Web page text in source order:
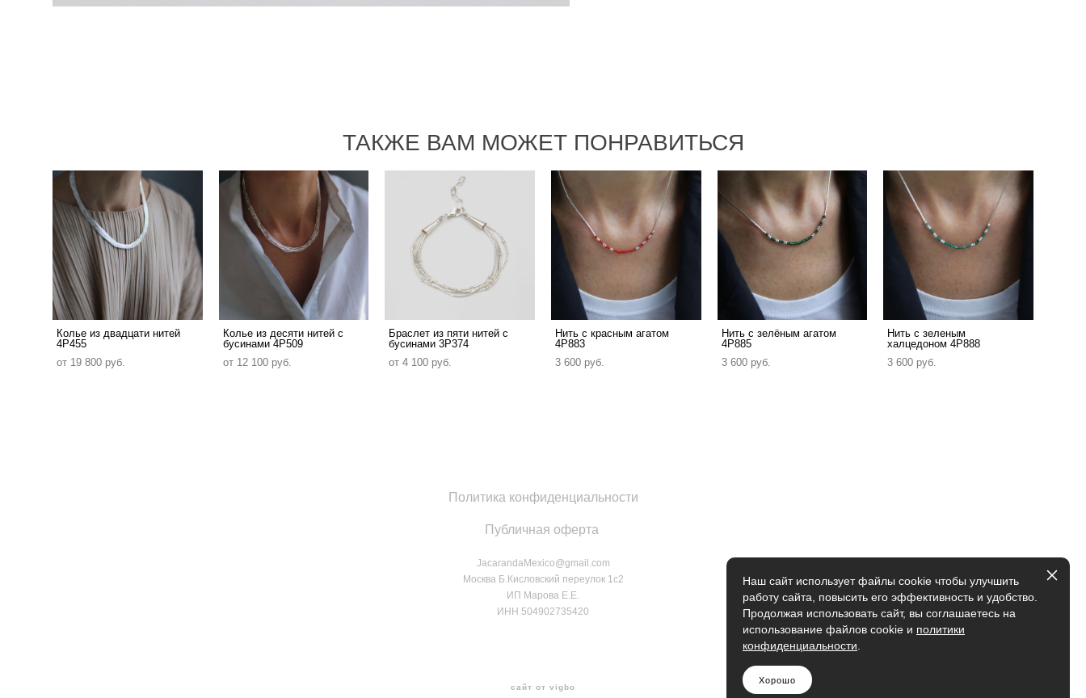
ТАКЖЕ ВАМ МОЖЕТ ПОНРАВИТЬСЯ
Колье из двадцати нитей
4P455
от 19 800 pуб.
Колье из десяти нитей с
бусинами 4P509
от 12 100 pуб.
Браслет из пяти нитей с
бусинами 3P374
от 4 100 pуб.
Нить с красным агатом
4P883
3 600 pуб.
Нить с зелёным агатом
4P885
3 600 pуб.
Нить с зеленым
халцедоном 4P888
3 600 pуб.
Политика конфиденциальности
Публичная оферта
JacarandaMexico@gmail.com
Москва Б.Кисловский переулок 1с2
ИП Марова Е.Е.
ИНН 504902735420
сайт от vigbo
Наш сайт использует файлы cookie чтобы улучшить
работу сайта, повысить его эффективность и удобство.
Продолжая использовать сайт, вы соглашаетесь на
использование файлов cookie и политики
конфиденциальности
Хорошо